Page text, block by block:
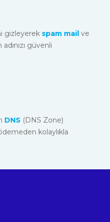
gizleyerek spam mail ve
güvenli
DNS (DNS Zone)
kolaylıkla